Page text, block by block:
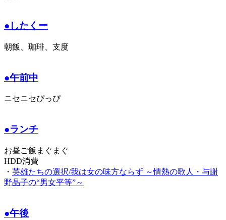
●したくー
朝飯、珈琲、支度
●午前中
ニセニセぴっぴ
●ランチ
お昼ご飯まぐまぐ
HDD消費
・ 英雄たちの選択/我は女の味方ならず ～情熱の歌人・与謝
野晶子の“男女平等”～
●午後